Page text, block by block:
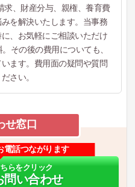
求、財産分与、親権、養育費
を解決いたします。当事務
、お気軽にご相談いただけ
その後の費用についても、
ます。費用面の疑問や質問
さい。
せ窓口
電話つながります
らをクリック
問い合わせ